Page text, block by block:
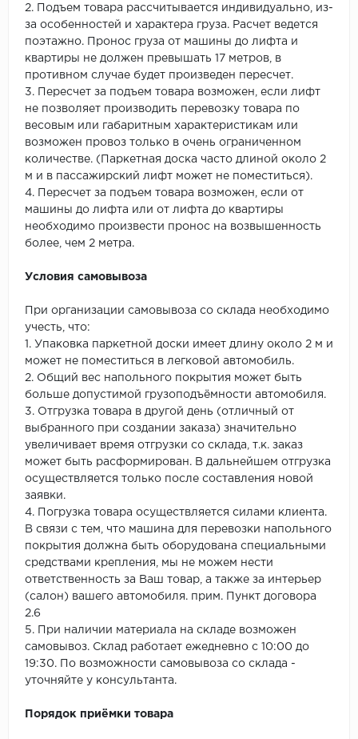
2. Подъем товара рассчитывается индивидуально, из-
за особенностей и характера груза. Расчет ведется
поэтажно. Пронос груза от машины до лифта и
квартиры не должен превышать 17 метров, в
противном случае будет произведен пересчет.
3. Пересчет за подъем товара возможен, если лифт
не позволяет производить перевозку товара по
весовым или габаритным характеристикам или
возможен провоз только в очень ограниченном
количестве. (Паркетная доска часто длиной около 2
м и в пассажирский лифт может не поместиться).
4. Пересчет за подъем товара возможен, если от
машины до лифта или от лифта до квартиры
необходимо произвести пронос на возвышенность
более, чем 2 метра.
Условия самовывоза
При организации самовывоза со склада необходимо
учесть, что:
1. Упаковка паркетной доски имеет длину около 2 м и
может не поместиться в легковой автомобиль.
2. Общий вес напольного покрытия может быть
больше допустимой грузоподъёмности автомобиля.
3. Отгрузка товара в другой день (отличный от
выбранного при создании заказа) значительно
увеличивает время отгрузки со склада, т.к. заказ
может быть расформирован. В дальнейшем отгрузка
осуществляется только после составления новой
заявки.
4. Погрузка товара осуществляется силами клиента.
В связи с тем, что машина для перевозки напольного
покрытия должна быть оборудована специальными
средствами крепления, мы не можем нести
ответственность за Ваш товар, а также за интерьер
(салон) вашего автомобиля. прим. Пункт договора
2.6
5. При наличии материала на складе возможен
самовывоз. Склад работает ежедневно с 10:00 до
19:30. По возможности самовывоза со склада -
уточняйте у консультанта.
Порядок приёмки товара